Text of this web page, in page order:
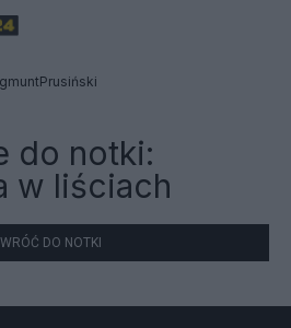
do notki:
w liściach
DO NOTKI